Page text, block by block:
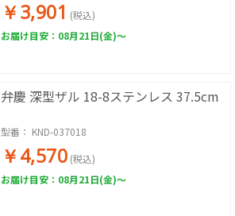
￥3,901 (税込)
お届け目安：08月21日(金)～
弁慶 深型ザル 18-8ステンレス 37.5cm
型番： KND-037018
￥4,570 (税込)
お届け目安：08月21日(金)～